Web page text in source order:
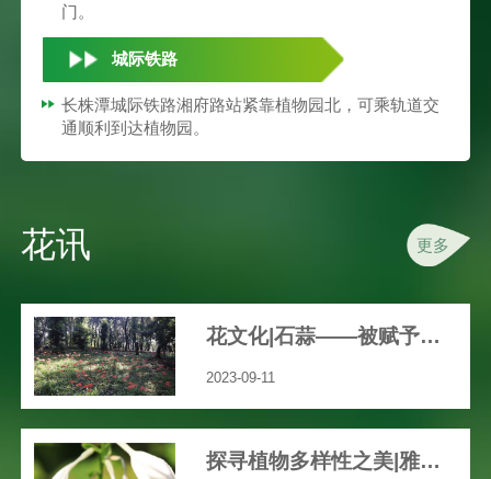
门。
城际铁路
长株潭城际铁路湘府路站紧靠植物园北，可乘轨道交
通顺利到达植物园。
花讯 更多
花文化|石蒜——被赋予众多文艺、神秘色彩的花
2023-09-11
探寻植物多样性之美|雅致之花“玉簪”